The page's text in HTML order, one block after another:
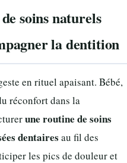
soins naturels
la dentition
en rituel apaisant. Bébé,
réconfort dans la
une routine de soins
dentaires au fil des
les pics de douleur et